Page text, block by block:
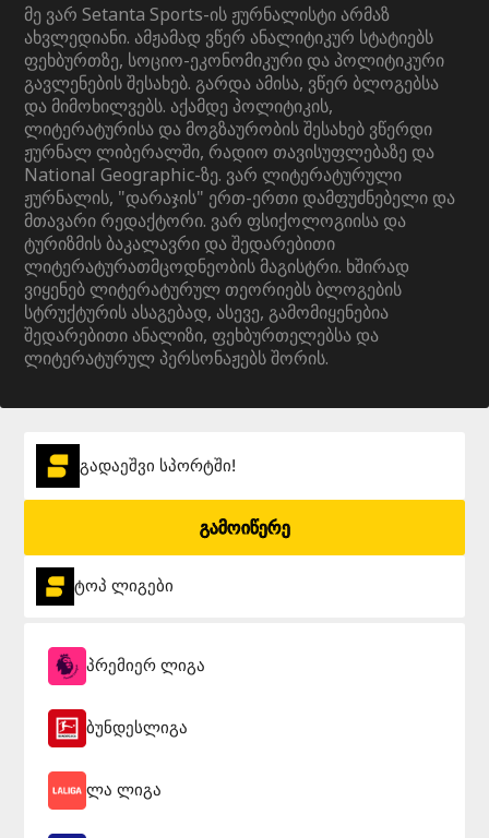
მე ვარ Setanta Sports-ის ჟურნალისტი არმაზ
ახვლედიანი. ამჟამად ვწერ ანალიტიკურ სტატიებს
ფეხბურთზე, სოციო-ეკონომიკური და პოლიტიკური
გავლენების შესახებ. გარდა ამისა, ვწერ ბლოგებსა
და მიმოხილვებს. აქამდე პოლიტიკის,
ლიტერატურისა და მოგზაურობის შესახებ ვწერდი
ჟურნალ ლიბერალში, რადიო თავისუფლებაზე და
National Geographic-ზე. ვარ ლიტერატურული
ჟურნალის, "დარაჯის" ერთ-ერთი დამფუძნებელი და
მთავარი რედაქტორი. ვარ ფსიქოლოგიისა და
ტურიზმის ბაკალავრი და შედარებითი
ლიტერატურათმცოდნეობის მაგისტრი. ხშირად
ვიყენებ ლიტერატურულ თეორიებს ბლოგების
სტრუქტურის ასაგებად, ასევე, გამომიყენებია
შედარებითი ანალიზი, ფეხბურთელებსა და
ლიტერატურულ პერსონაჟებს შორის.
გადაეშვი სპორტში!
გამოიწერე
ტოპ ლიგები
პრემიერ ლიგა
ბუნდესლიგა
ლა ლიგა